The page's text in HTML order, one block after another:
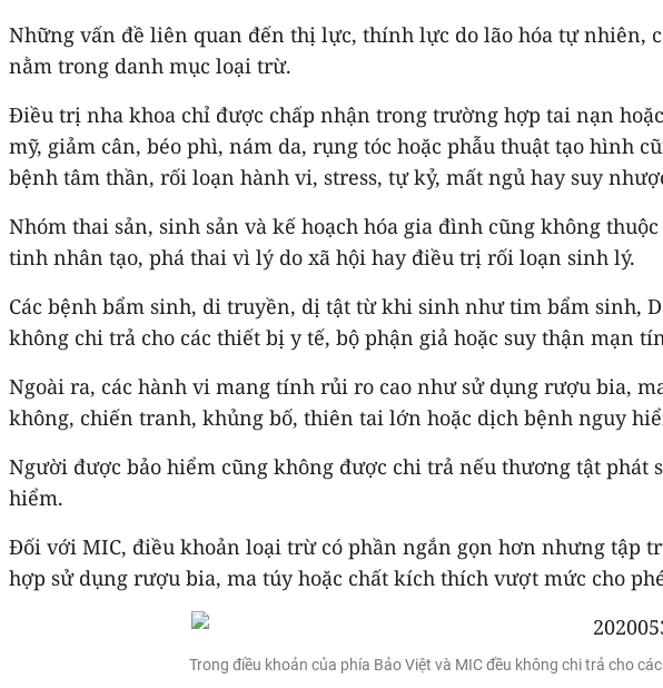
Những vấn đề liên quan đến thị lực, thính lực do lão hóa tự nhiên,
nằm trong danh mục loại trừ.
Điều trị nha khoa chỉ được chấp nhận trong trường hợp tai nạn
mỹ, giảm cân, béo phì, nám da, rụng tóc hoặc phẫu thuật tạo hình
bệnh tâm thần, rối loạn hành vi, stress, tự kỷ, mất ngủ hay suy
Nhóm thai sản, sinh sản và kế hoạch hóa gia đình cũng không
tinh nhân tạo, phá thai vì lý do xã hội hay điều trị rối loạn sinh lý.
Các bệnh bẩm sinh, di truyền, dị tật từ khi sinh như tim bẩm sinh,
không chi trả cho các thiết bị y tế, bộ phận giả hoặc suy thận mạn
Ngoài ra, các hành vi mang tính rủi ro cao như sử dụng rượu bia,
không, chiến tranh, khủng bố, thiên tai lớn hoặc dịch bệnh nguy
Người được bảo hiểm cũng không được chi trả nếu thương tật
hiểm.
Đối với MIC, điều khoản loại trừ có phần ngắn gọn hơn nhưng tập
hợp sử dụng rượu bia, ma túy hoặc chất kích thích vượt mức cho
Trong điều khoản của phía Bảo Việt và MIC đều không chi trả cho